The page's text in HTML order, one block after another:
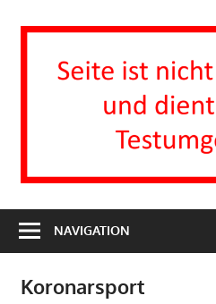
Inhalt
1863
Zimmern
NAVIGATION
Koronarsport